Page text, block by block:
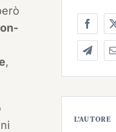
on-
,
L’AUTORE